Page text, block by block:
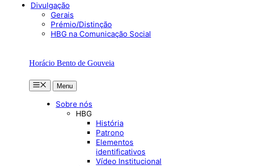
Divulgação
Gerais
Prémio/Distinção
HBG na Comunicação Social
Horácio Bento de Gouveia
MenuMenu
Sobre nós
HBG
História
Patrono
Elementos
identificativos
Vídeo Institucional